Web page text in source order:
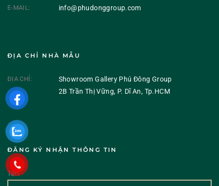
E-MAIL: info@phudonggroup.com
ĐỊA CHỈ NHÀ MẪU
ĐỊA CHỈ:
Showroom Gallery Phú Đông Group
2B Trần Thị Vững, P. Dĩ An, Tp.HCM
ĐĂNG KÝ NHẬN THÔNG TIN
Tên